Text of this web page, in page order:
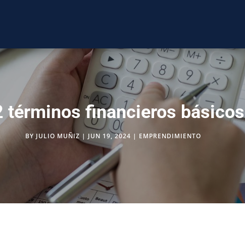
términos financieros básicos
BY JULIO MUÑIZ | JUN 19, 2024 | EMPRENDIMIENTO